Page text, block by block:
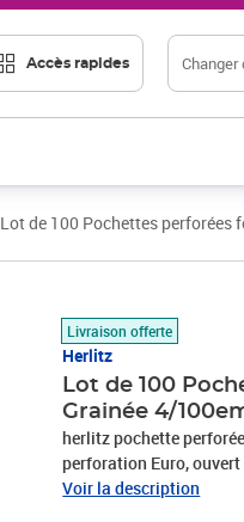
Accès rapides Changer
Lot de 100 Pochettes perforées
Livraison offerte
Herlitz
Lot de 100
Grainée 4/
herlitz pochette
perforation Euro,
100 pièces, (10715514-
Voir la description
Prix 11,43€